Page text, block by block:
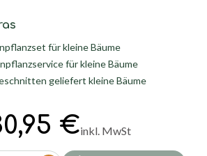
für kleine Bäume
für kleine Bäume
geliefert kleine Bäume
€inkl. MwSt